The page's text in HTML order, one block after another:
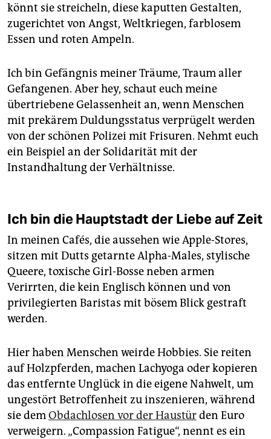
könnt sie streicheln, diese kaputten Gestalten,
zugerichtet von Angst, Weltkriegen, farblosem
Essen und roten Ampeln.
Ich bin Gefängnis meiner Träume, Traum aller
Gefangenen. Aber hey, schaut euch meine
übertriebene Gelassenheit an, wenn Menschen
mit prekärem Duldungsstatus verprügelt werden
von der schönen Polizei mit Frisuren. Nehmt euch
ein Beispiel an der Solidarität mit der
Instandhaltung der Verhältnisse.
Ich bin die Hauptstadt der Liebe auf Zeit
In meinen Cafés, die aussehen wie Apple-Stores,
sitzen mit Dutts getarnte Alpha-Males, stylische
Queere, toxische Girl-Bosse neben armen
Verirrten, die kein Englisch können und von
privilegierten Baristas mit bösem Blick gestraft
werden.
Hier haben Menschen weirde Hobbies. Sie reiten
auf Holzpferden, machen Lachyoga oder kopieren
das entfernte Unglück in die eigene Nahwelt, um
ungestört Betroffenheit zu inszenieren, während
sie demObdachlosen vor der Haustürden Euro
verweigern. „Compassion Fatigue“, nennt es ein